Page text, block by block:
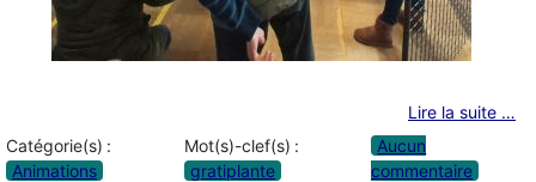
Lire la suite …
Catégorie(s) :
Animations
Mot(s)-clef(s) :
gratiplante
Aucun
commentaire